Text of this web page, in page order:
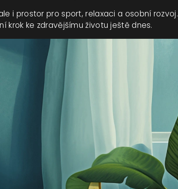
i prostor pro sport, relaxaci a osobní rozvoj.
krok ke zdravějšímu životu ještě dnes.